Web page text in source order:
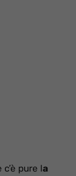
pure la